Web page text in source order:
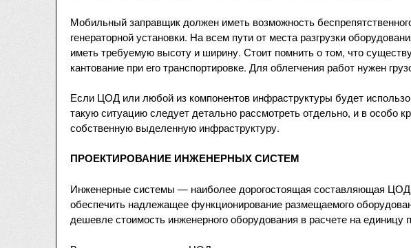
Мобильный заправщик должен иметь возможность
генераторной установки. На всем пути от места разгрузки
иметь требуемую высоту и ширину. Стоит помнить о том, что
кантование при его транспортировке. Для облегчения работ нужен
Если ЦОД или любой из компонентов инфраструктуры будет
такую ситуацию следует детально рассмотреть отдельно, и в особо
собственную выделенную инфраструктуру.
ПРОЕКТИРОВАНИЕ ИНЖЕНЕРНЫХ СИСТЕМ
Инженерные системы — наиболее дорогостоящая составляющая ЦОД,
обеспечить надлежащее функционирование размещаемого
дешевле стоимость инженерного оборудования в расчете на единицу